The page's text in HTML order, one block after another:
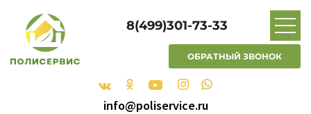
8(499)301-73-33
ОБРАТНЫЙ ЗВОНОК
info@poliservice.ru